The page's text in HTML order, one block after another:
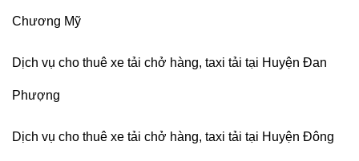
Chương Mỹ
Dịch vụ cho thuê xe tải chở hàng, taxi tải tại Huyện Đan
Phượng
Dịch vụ cho thuê xe tải chở hàng, taxi tải tại Huyện Đông